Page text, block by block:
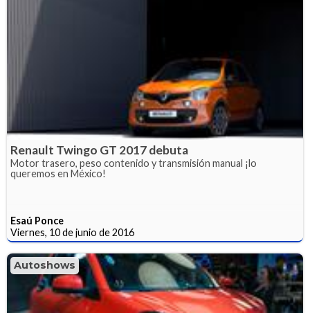
Renault Twingo GT 2017 debuta
Motor trasero, peso contenido y transmisión manual ¡lo
queremos en México!
Esaú Ponce
Viernes, 10 de junio de 2016
Autoshows